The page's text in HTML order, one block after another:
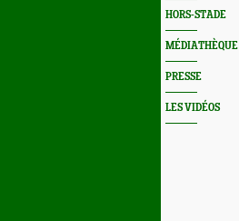
HORS-STADE
MÉDIATHÈQUE
PRESSE
LES VIDÉOS